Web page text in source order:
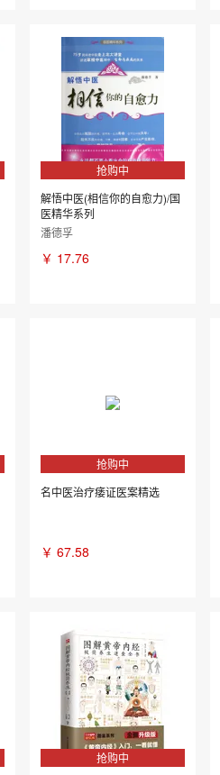
抢购中
解悟中医(相信你的自愈力)/国
医精华系列
潘德孚
￥ 17.76
抢购中
名中医治疗痿证医案精选
￥ 67.58
抢购中